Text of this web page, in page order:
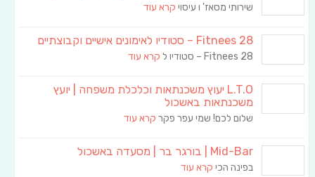
שירותי מסאז' ו עיסוי קרא עוד
Fitnees 28 – סטודיו לאימונים אישיים וקבוצתיים
Fitnees 28 – סטודיו ל קרא עוד
L.T.O יעוץ משכנתאות וכלכלת משפחה | יועץ
משכנתאות באשכול
שלום לכם! שמי עפר פקר קרא עוד
Mid-Bar | בורגר בר | מסעדה באשכול
בפינה הכי קרא עוד